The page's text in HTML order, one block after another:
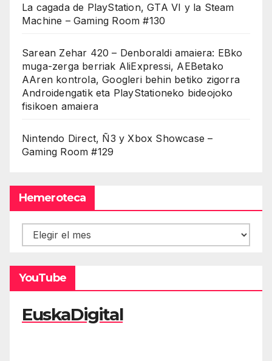
La cagada de PlayStation, GTA VI y la Steam
Machine – Gaming Room #130
Sarean Zehar 420 – Denboraldi amaiera: EBko
muga-zerga berriak AliExpressi, AEBetako
AAren kontrola, Googleri behin betiko zigorra
Androidengatik eta PlayStationeko bideojoko
fisikoen amaiera
Nintendo Direct, Ñ3 y Xbox Showcase –
Gaming Room #129
Hemeroteca
Hemeroteca
YouTube
EuskaDigital